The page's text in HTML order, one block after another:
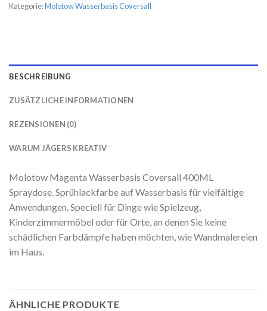
Kategorie:Molotow Wasserbasis Coversall
BESCHREIBUNG
ZUSÄTZLICHE INFORMATIONEN
REZENSIONEN (0)
WARUM JÄGERS KREATIV
Molotow Magenta Wasserbasis Coversall 400ML
Spraydose. Sprühlackfarbe auf Wasserbasis für vielfältige
Anwendungen. Speciell für Dinge wie Spielzeug,
Kinderzimmermöbel oder für Orte, an denen Sie keine
schädlichen Farbdämpfe haben möchten, wie Wandmalereien
im Haus.
ÄHNLICHE PRODUKTE